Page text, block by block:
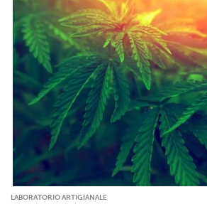
LABORATORIO ARTIGIANALE